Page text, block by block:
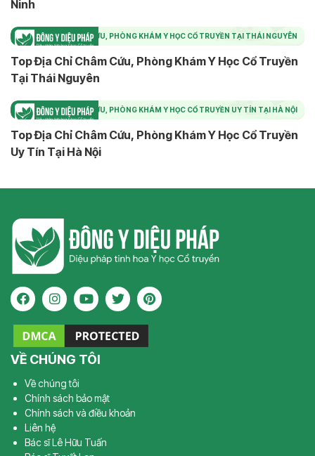
Ninh
TOP ĐỊA CHỈ CHÂM CỨU, PHÒNG KHÁM Y HỌC CỔ TRUYỀN TẠI THÁI NGUYÊN
Top Địa Chỉ Châm Cứu, Phòng Khám Y Học Cổ Truyền
Tại Thái Nguyên
TOP ĐỊA CHỈ CHÂM CỨU, PHÒNG KHÁM Y HỌC CỔ TRUYỀN UY TÍN TẠI HÀ NỘI
Top Địa Chỉ Châm Cứu, Phòng Khám Y Học Cổ Truyền
Uy Tín Tại Hà Nội
VỀ CHÚNG TÔI
Về chúng tôi
Chính sách bảo mật
Chính sách và điều khoản
Liên hệ
Bác sĩ Lê Hữu Tuấn